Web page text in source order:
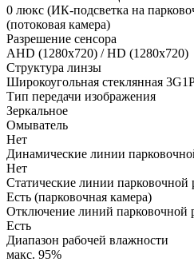
0 люкс (ИК-подсветка на
(потоковая камера)
Разрешение сенсора
AHD (1280x720) / HD (1280x720)
Структура линзы
Широкоугольная стеклянная
Тип передачи изображения
Зеркальное
Омыватель
Нет
Динамические линии
Нет
Статические линии парковочной
Есть (парковочная камера)
Отключение линий парковочной
Есть
Диапазон рабочей влажности
макс. 95%